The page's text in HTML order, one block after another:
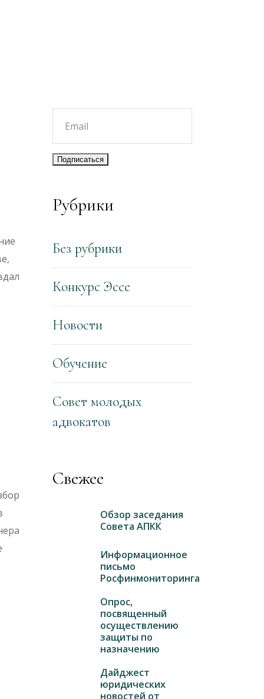
Рубрики
Без рубрики
Конкурс Эссе
Новости
Обучение
Совет молодых
адвокатов
Свежее
Обзор заседания
Совета АПКК
Информационное
письмо
Росфинмониторинга
Опрос,
посвященный
осуществлению
защиты по
назначению
Дайджест
юридических
новостей от